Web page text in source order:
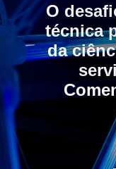
O
técnica
da